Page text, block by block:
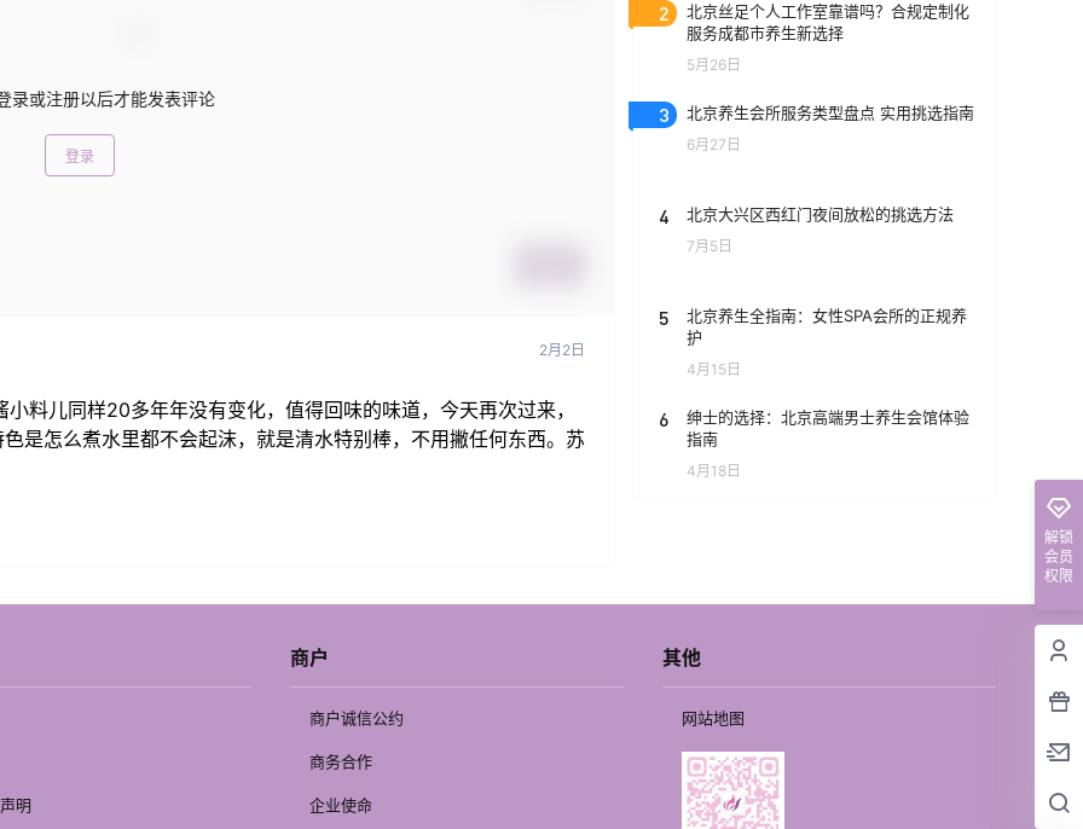
录或注册以后才能发表评论
登录
2月2日
料儿同样20多年年没有变化，值得回味的味道，今天再次过来，
是怎么煮水里都不会起沫，就是清水特别棒，不用撇任何东西。苏
2
北京丝足个人工作室靠谱吗？合规定制化
服务成都市养生新选择
5月26日
3 北京养生会所服务类型盘点 实用挑选指南
6月27日
4 北京大兴区西红门夜间放松的挑选方法
7月5日
5
北京养生全指南：女性SPA会所的正规养
护
4月15日
6
绅士的选择：北京高端男士养生会馆体验
指南
4月18日
解锁
会员
权限
明
商户
商户诚信公约
商务合作
企业使命
其他
网站地图